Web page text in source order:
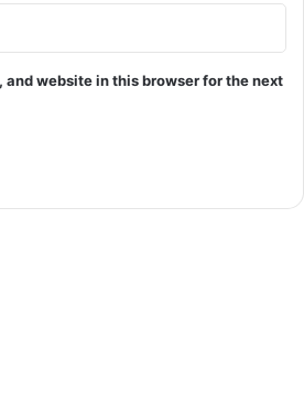
and website in this browser for the next